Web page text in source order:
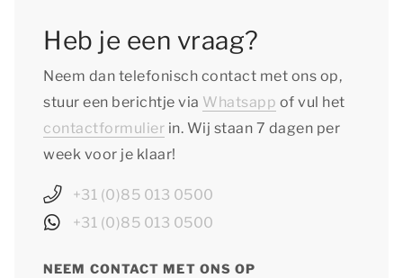
Heb je een vraag?
Neem dan telefonisch contact met ons op,
stuur een berichtje via Whatsapp of vul het
contactformulier in. Wij staan 7 dagen per
week voor je klaar!
+31 (0)85 013 0500
+31 (0)85 013 0500
NEEM CONTACT MET ONS OP